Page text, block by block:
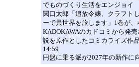
でものづくり生活をエンジョイ
関口太郎「追放令嬢、クラフト
ーで異世界を旅します」1巻が、
KADOKAWAのカドコミから発
説を原作としたコミカライズ作品
14:59
円盤に乗る派が2027年の新作に